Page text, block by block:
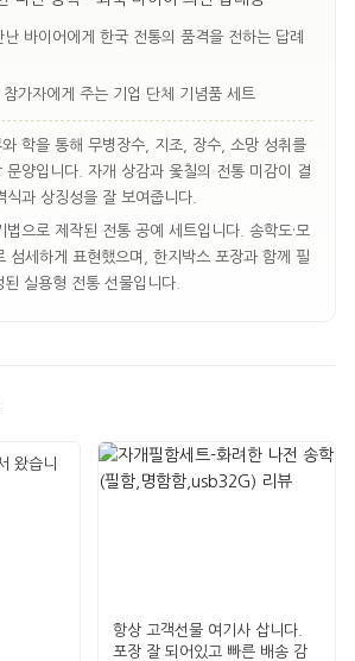
바이어에게 한국 전통의 품격을 전하는 답례
참가자에게 주는 기업 단체 기념품 세트
학을 통해 무병장수, 지조, 장수, 소망 성취를
문양입니다. 자개 상감과 옻칠의 전통 미감이 결
과 상징성을 잘 보여줍니다.
법으로 제작된 전통 공예 세트입니다. 송학도·모
섬세하게 표현했으며, 한지박스 포장과 함께 필
된 실용형 전통 선물입니다.
왔습니
항상 고객선물 여기사 삽니다.
포장 잘 되어있고 빠른 배송 감